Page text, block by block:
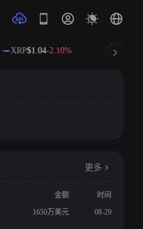
XRP$1.04-2.10%
更多
金额
时间
1650万美元 08-29